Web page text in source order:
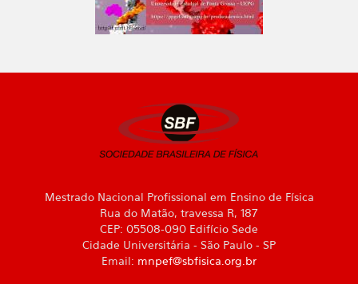
Mestrado Nacional Profissional em Ensino de Física
Rua do Matão, travessa R, 187
CEP: 05508-090 Edifício Sede
Cidade Universitária - São Paulo - SP
Email: mnpef@sbfisica.org.br